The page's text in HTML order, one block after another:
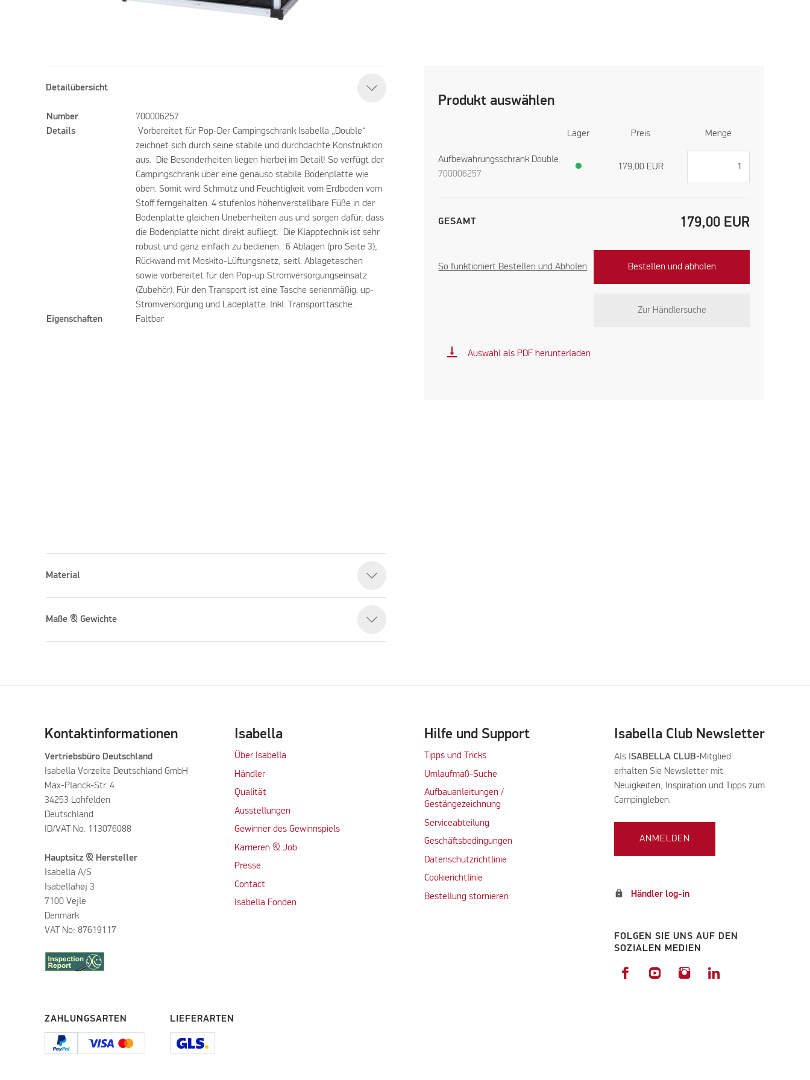
Produkt auswählen
Lager Preis Menge
Aufbewahrungsschrank Double
700006257
● 179,00 EUR
GESAMT 179,00 EUR
So funktioniert Bestellen und Abholen Bestellen und abholen
Zur Händlersuche
vertical_align_bottom Auswahl als PDF herunterladen
Detailübersicht
Number
700006257
Details
Vorbereitet für Pop-Der Campingschrank Isabella „Double“
zeichnet sich durch seine stabile und durchdachte Konstruktion
aus. Die Besonderheiten liegen hierbei im Detail! So verfügt der
Campingschrank über eine genauso stabile Bodenplatte wie
oben. Somit wird Schmutz und Feuchtigkeit vom Erdboden vom
Stoff ferngehalten. 4 stufenlos höhenverstellbare Füße in der
Bodenplatte gleichen Unebenheiten aus und sorgen dafür, dass
die Bodenplatte nicht direkt aufliegt. Die Klapptechnik ist sehr
robust und ganz einfach zu bedienen. 6 Ablagen (pro Seite 3),
Rückwand mit Moskito-Lüftungsnetz, seitl. Ablagetaschen
sowie vorbereitet für den Pop-up Stromversorgungseinsatz
(Zubehör). Für den Transport ist eine Tasche serienmäßig. up-
Stromversorgung und Ladeplatte. Inkl. Transporttasche.
Eigenschaften
Faltbar
Please accept marketing cookies to watch this video
Material
Maße & Gewichte
Kontaktinformationen
Vertriebsbüro Deutschland
Isabella Vorzelte Deutschland GmbH
Max-Planck-Str. 4
34253 Lohfelden
Deutschland
ID/VAT No. 113076088
Hauptsitz & Hersteller
Isabella A/S
Isabellahøj 3
7100 Vejle
Denmark
VAT No: 87619117
Isabella
Über Isabella
Händler
Qualität
Ausstellungen
Gewinner des Gewinnspiels
Karrieren & Job
Presse
Contact
Isabella Fonden
Hilfe und Support
Tipps und Tricks
Umlaufmaß-Suche
Aufbauanleitungen /
Gestängezeichnung
Serviceabteilung
Geschäftsbedingungen
Datenschutzrichtlinie
Cookierichtlinie
Bestellung stornieren
Isabella Club Newsletter
Als ISABELLA CLUB-Mitglied
erhalten Sie Newsletter mit
Neuigkeiten, Inspiration und Tipps zum
Campingleben.
ANMELDEN
lock Händler log-in
FOLGEN SIE UNS AUF DEN
SOZIALEN MEDIEN
ZAHLUNGSARTEN LIEFERARTEN